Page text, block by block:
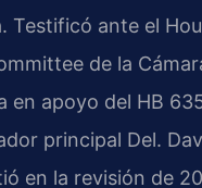
Testificó ante el
de la
en apoyo del HB
principal Del.
en la revisión de